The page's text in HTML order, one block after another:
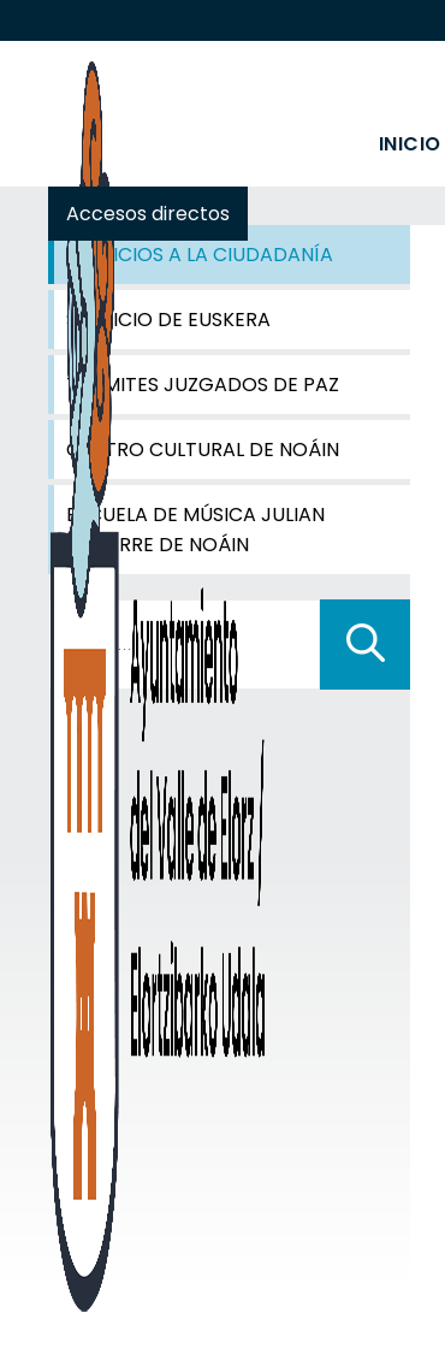
INICIO
Accesos directos
SERVICIOS A LA CIUDADANÍA
SERVICIO DE EUSKERA
TRÁMITES JUZGADOS DE PAZ
CENTRO CULTURAL DE NOÁIN
ESCUELA DE MÚSICA JULIAN
GAYARRE DE NOÁIN
Buscar: